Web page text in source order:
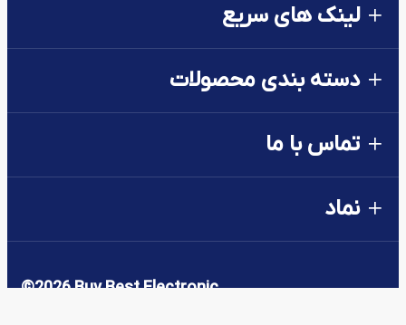
لینک های سریع
دسته بندی محصولات
تماس با ما
نماد
©2026Buy Best Electronic